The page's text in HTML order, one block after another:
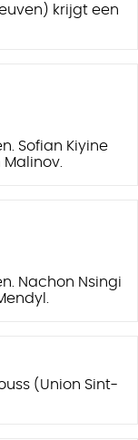
krijgt een
Sofian Kiyine
Nachon Nsingi
(Union Sint-